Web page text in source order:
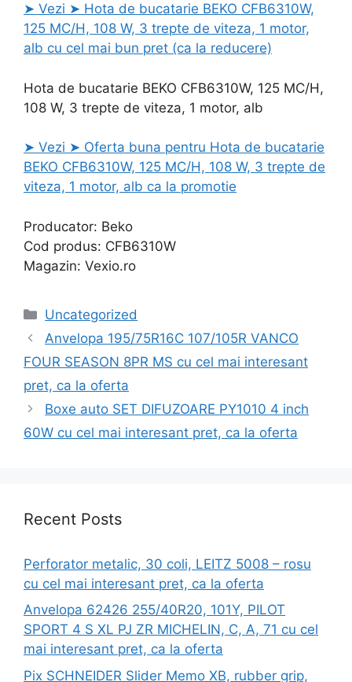
➤ Vezi ➤ Hota de bucatarie BEKO CFB6310W,
125 MC/H, 108 W, 3 trepte de viteza, 1 motor,
alb cu cel mai bun pret (ca la reducere)
Hota de bucatarie BEKO CFB6310W, 125 MC/H,
108 W, 3 trepte de viteza, 1 motor, alb
➤ Vezi ➤ Oferta buna pentru Hota de bucatarie
BEKO CFB6310W, 125 MC/H, 108 W, 3 trepte de
viteza, 1 motor, alb ca la promotie
Producator: Beko
Cod produs: CFB6310W
Magazin: Vexio.ro
Categories
Uncategorized
Anvelopa 195/75R16C 107/105R VANCO
FOUR SEASON 8PR MS cu cel mai interesant
pret, ca la oferta
Boxe auto SET DIFUZOARE PY1010 4 inch
60W cu cel mai interesant pret, ca la oferta
Recent Posts
Perforator metalic, 30 coli, LEITZ 5008 – rosu
cu cel mai interesant pret, ca la oferta
Anvelopa 62426 255/40R20, 101Y, PILOT
SPORT 4 S XL PJ ZR MICHELIN, C, A, 71 cu cel
mai interesant pret, ca la oferta
Pix SCHNEIDER Slider Memo XB, rubber grip,